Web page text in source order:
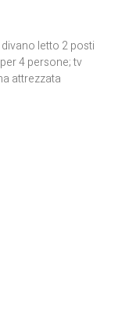
letto 2 posti
4 persone; tv
attrezzata